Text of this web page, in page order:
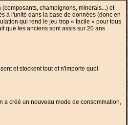
champignons, minerais...) et
à l'unité dans la base de données (donc en
qui rend le jeu trop « facile » pour tous
que les anciens sont assis sur 20 ans
et stockent tout et n'importe quoi
a créé un nouveau mode de consommation,